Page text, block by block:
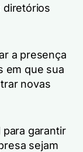
diretórios
a presença
em que sua
novas
para garantir
sejam